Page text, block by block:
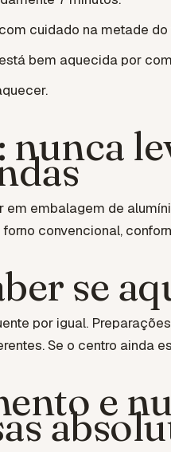
cuidado na metade
bem aquecida por
nunca
em embalagem de
convencional,
se
por igual.
Se o centro ainda
e